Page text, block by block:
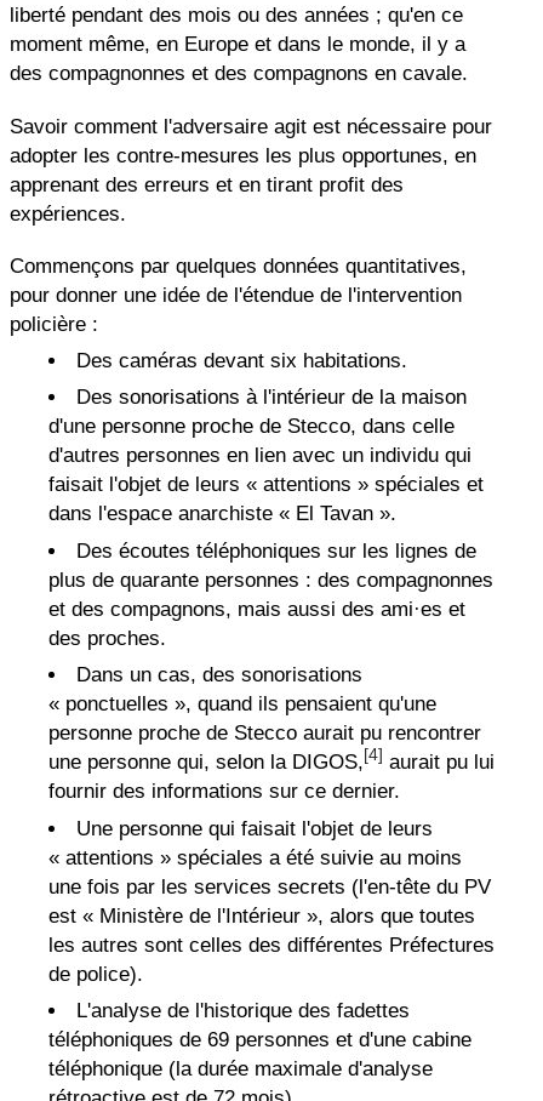
liberté pendant des mois ou des années ; qu'en ce
moment même, en Europe et dans le monde, il y a
des compagnonnes et des compagnons en cavale.
Savoir comment l'adversaire agit est nécessaire pour
adopter les contre-mesures les plus opportunes, en
apprenant des erreurs et en tirant profit des
expériences.
Commençons par quelques données quantitatives,
pour donner une idée de l'étendue de l'intervention
policière :
Des caméras devant six habitations.
Des sonorisations à l'intérieur de la maison
d'une personne proche de Stecco, dans celle
d'autres personnes en lien avec un individu qui
faisait l'objet de leurs « attentions » spéciales et
dans l'espace anarchiste « El Tavan ».
Des écoutes téléphoniques sur les lignes de
plus de quarante personnes : des compagnonnes
et des compagnons, mais aussi des ami·es et
des proches.
Dans un cas, des sonorisations
« ponctuelles », quand ils pensaient qu'une
personne proche de Stecco aurait pu rencontrer
une personne qui, selon la DIGOS,[4] aurait pu lui
fournir des informations sur ce dernier.
Une personne qui faisait l'objet de leurs
« attentions » spéciales a été suivie au moins
une fois par les services secrets (l'en-tête du PV
est « Ministère de l'Intérieur », alors que toutes
les autres sont celles des différentes Préfectures
de police).
L'analyse de l'historique des fadettes
téléphoniques de 69 personnes et d'une cabine
téléphonique (la durée maximale d'analyse